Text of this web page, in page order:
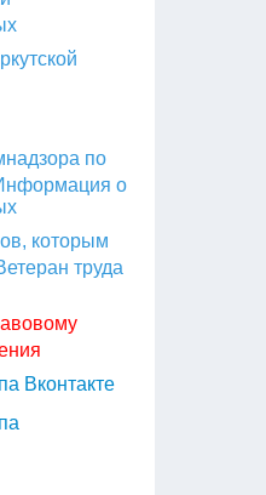
по
о
которым
труда
Вконтакте